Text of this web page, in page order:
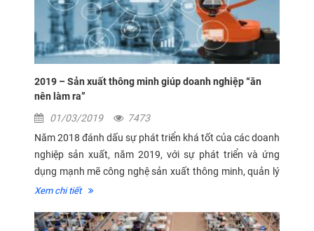
2019 – Sản xuất thông minh giúp doanh nghiệp “ăn
nên làm ra”
01/03/2019
7473
Năm 2018 đánh dấu sự phát triển khá tốt của các doanh
nghiệp sản xuất, năm 2019, với sự phát triển và ứng
dụng mạnh mẽ công nghệ sản xuất thông minh, quản lý
và giám sát sản xuất tự động, giảm phụ thuộc vào lao
Xem chi tiết